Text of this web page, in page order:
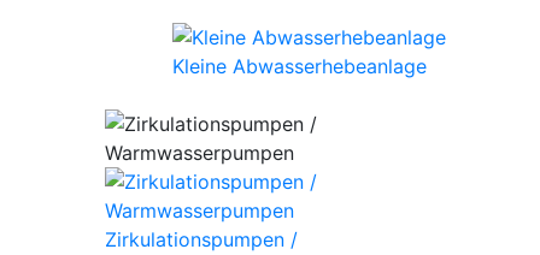
Kleine Abwasserhebeanlage
Zirkulationspumpen /